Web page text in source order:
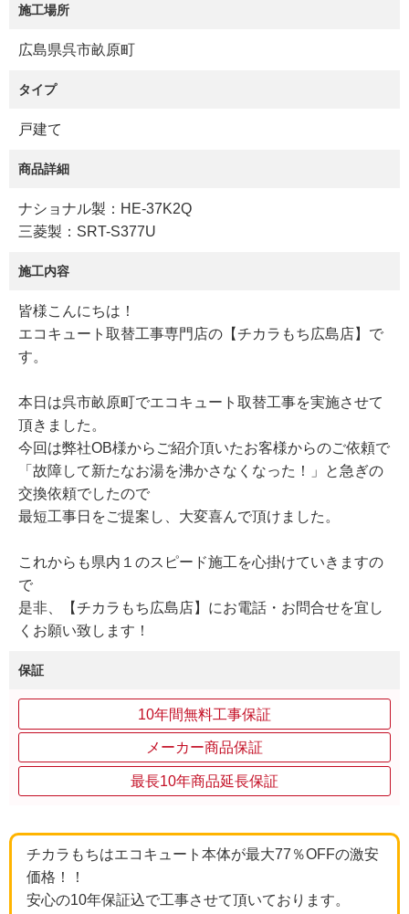
施工場所
広島県呉市畝原町
タイプ
戸建て
商品詳細
ナショナル製：HE-37K2Q
三菱製：SRT-S377U
施工内容
皆様こんにちは！
エコキュート取替工事専門店の【チカラもち広島店】で
す。
本日は呉市畝原町でエコキュート取替工事を実施させて
頂きました。
今回は弊社OB様からご紹介頂いたお客様からのご依頼で
「故障して新たなお湯を沸かさなくなった！」と急ぎの
交換依頼でしたので
最短工事日をご提案し、大変喜んで頂けました。
これからも県内１のスピード施工を心掛けていきますの
で
是非、【チカラもち広島店】にお電話・お問合せを宜し
くお願い致します！
保証
10年間無料工事保証
メーカー商品保証
最長10年商品延長保証
チカラもちはエコキュート本体が最大77％OFFの激安
価格！！
安心の10年保証込で工事させて頂いております。